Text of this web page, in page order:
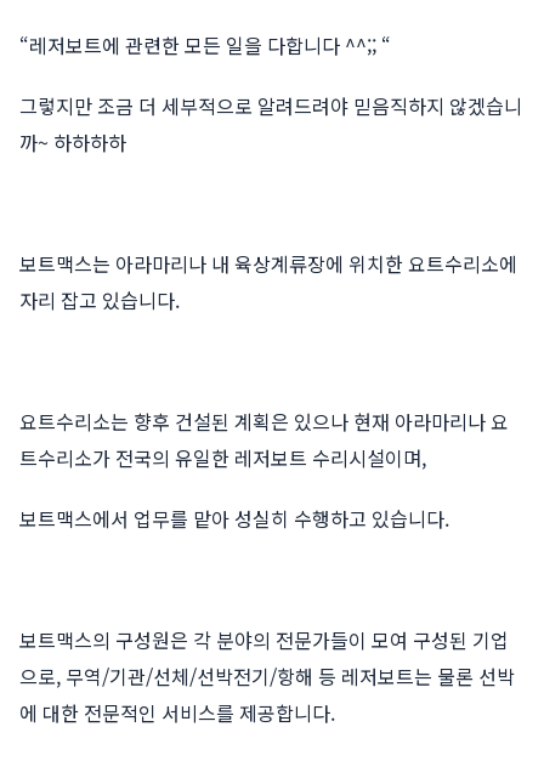
“레저보트에 관련한 모든 일을 다합니다 ^^;; “
그렇지만 조금 더 세부적으로 알려드려야 믿음직하지 않겠습니
까~ 하하하하
보트맥스는 아라마리나 내 육상계류장에 위치한 요트수리소에
자리 잡고 있습니다.
요트수리소는 향후 건설된 계획은 있으나 현재 아라마리나 요
트수리소가 전국의 유일한 레저보트 수리시설이며,
보트맥스에서 업무를 맡아 성실히 수행하고 있습니다.
보트맥스의 구성원은 각 분야의 전문가들이 모여 구성된 기업
으로, 무역/기관/선체/선박전기/항해 등 레저보트는 물론 선박
에 대한 전문적인 서비스를 제공합니다.